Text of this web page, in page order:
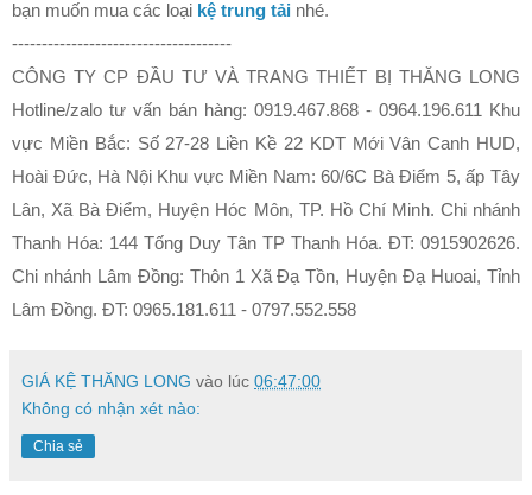
bạn muốn mua các loại kệ trung tải nhé.
-------------------------------------
CÔNG TY CP ĐẦU TƯ VÀ TRANG THIẾT BỊ THĂNG LONG
Hotline/zalo tư vấn bán hàng: 0919.467.868 - 0964.196.611 Khu
vực Miền Bắc: Số 27-28 Liền Kề 22 KDT Mới Vân Canh HUD,
Hoài Đức, Hà Nội Khu vực Miền Nam: 60/6C Bà Điểm 5, ấp Tây
Lân, Xã Bà Điểm, Huyện Hóc Môn, TP. Hồ Chí Minh. Chi nhánh
Thanh Hóa: 144 Tống Duy Tân TP Thanh Hóa. ĐT: 0915902626.
Chi nhánh Lâm Đồng: Thôn 1 Xã Đạ Tồn, Huyện Đạ Huoai, Tỉnh
Lâm Đồng. ĐT: 0965.181.611 - 0797.552.558
GIÁ KỆ THĂNG LONG vào lúc 06:47:00
Không có nhận xét nào:
Chia sẻ